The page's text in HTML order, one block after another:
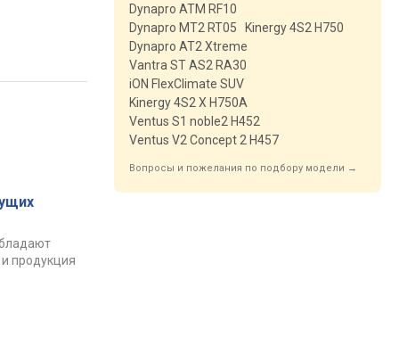
продукция
Dynapro ATM RF10
Dynapro MT2 RT05
Kinergy 4S2 H750
Dynapro AT2 Xtreme
Vantra ST AS2 RA30
iON FlexClimate SUV
Kinergy 4S2 X H750A
Ventus S1 noble2 H452
Ventus V2 Concept 2 H457
Вопросы и пожелания по подбору модели →